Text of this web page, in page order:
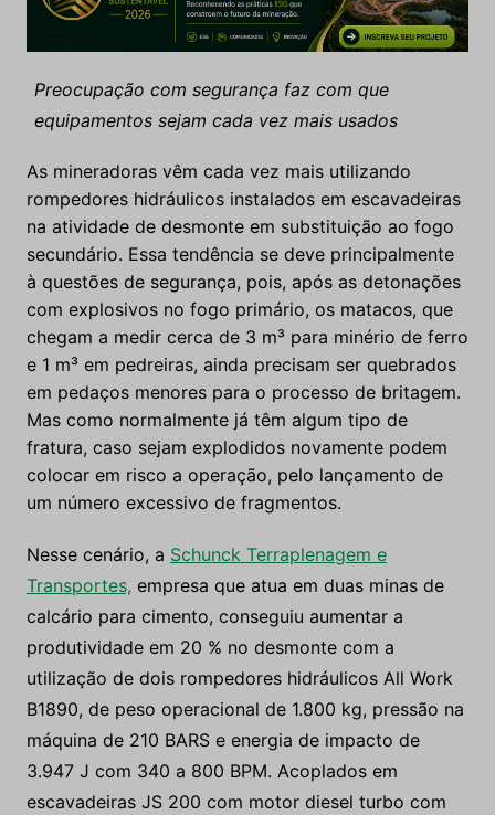
Preocupação com segurança faz com que
equipamentos sejam cada vez mais usados
As mineradoras vêm cada vez mais utilizando
rompedores hidráulicos instalados em escavadeiras
na atividade de desmonte em substituição ao fogo
secundário. Essa tendência se deve principalmente
à questões de segurança, pois, após as detonações
com explosivos no fogo primário, os matacos, que
chegam a medir cerca de 3 m³ para minério de ferro
e 1 m³ em pedreiras, ainda precisam ser quebrados
em pedaços menores para o processo de britagem.
Mas como normalmente já têm algum tipo de
fratura, caso sejam explodidos novamente podem
colocar em risco a operação, pelo lançamento de
um número excessivo de fragmentos.
Nesse cenário, a Schunck Terraplenagem e
Transportes, empresa que atua em duas minas de
calcário para cimento, conseguiu aumentar a
produtividade em 20 % no desmonte com a
utilização de dois rompedores hidráulicos All Work
B1890, de peso operacional de 1.800 kg, pressão na
máquina de 210 BARS e energia de impacto de
3.947 J com 340 a 800 BPM. Acoplados em
escavadeiras JS 200 com motor diesel turbo com